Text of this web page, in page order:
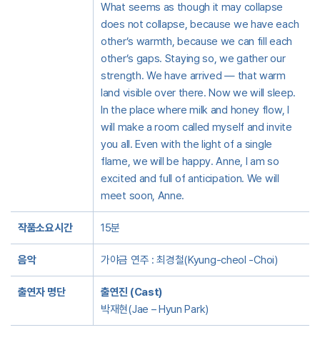
What seems as though it may collapse
does not collapse, because we have each
other’s warmth, because we can fill each
other’s gaps. Staying so, we gather our
strength. We have arrived — that warm
land visible over there. Now we will sleep.
In the place where milk and honey flow, I
will make a room called myself and invite
you all. Even with the light of a single
flame, we will be happy. Anne, I am so
excited and full of anticipation. We will
meet soon, Anne.
작품소요시간 15분
음악 가야금 연주 : 최경철(Kyung-cheol -Choi)
출연자 명단
출연진 (Cast)
박재현(Jae – Hyun Park)